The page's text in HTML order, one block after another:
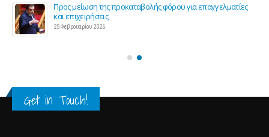
Προς μείωση της προκαταβολής φόρου για επαγγελματίες
και επιχειρήσεις
25 Φεβρουαρίου 2026
Get in Touch!